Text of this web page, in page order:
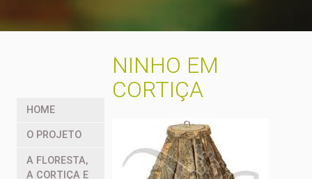
HOME
O PROJETO
A FLORESTA,
A CORTIÇA E
NINHO EM
CORTIÇA